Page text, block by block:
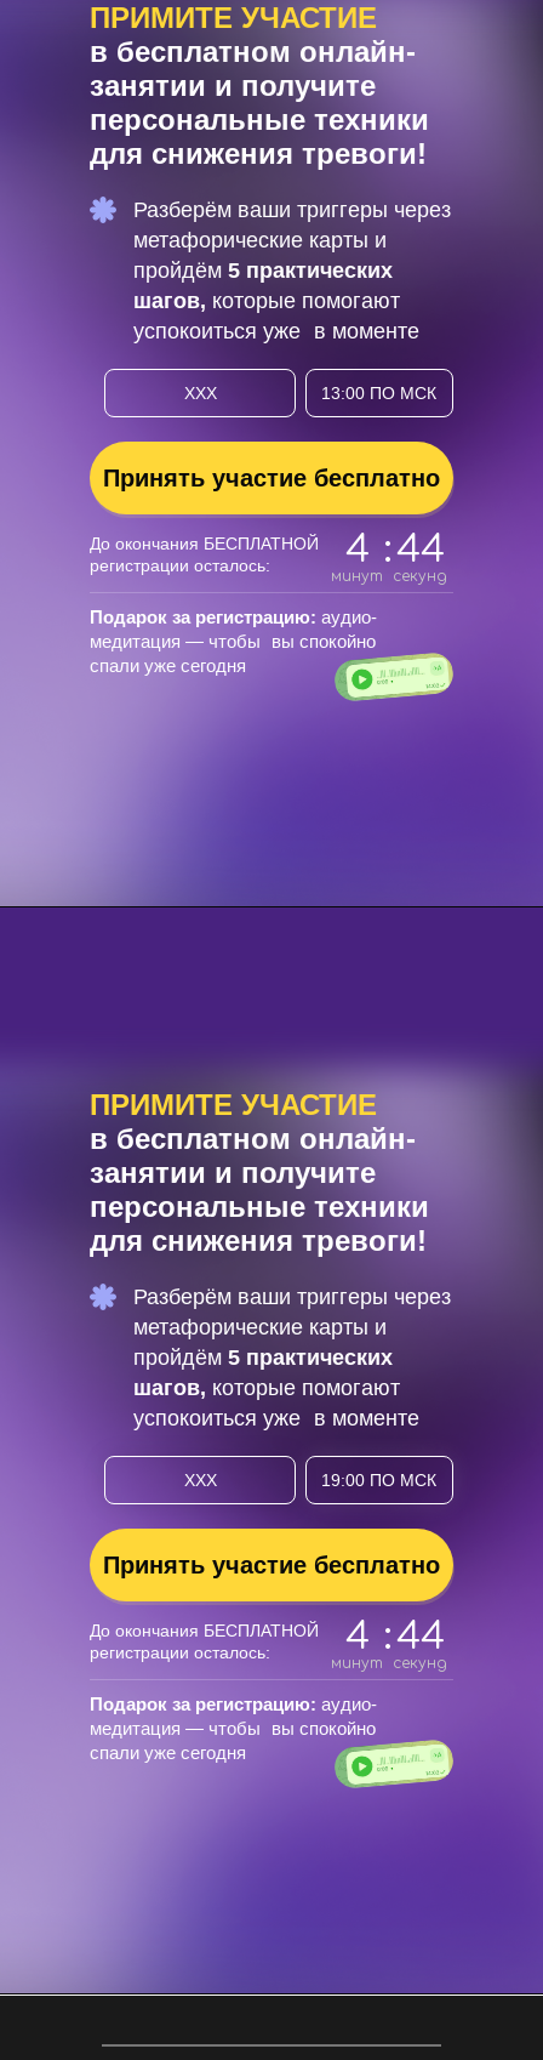
XXX 13:00 ПО МСК
Разберём ваши триггеры через
метафорические карты и
пройдём 5 практических
шагов, которые помогают
успокоиться уже в моменте
ПРИМИТЕ УЧАСТИЕ
в бесплатном онлайн-
занятии и получите
персональные техники
для снижения тревоги!
Принять участие бесплатно
Подарок за регистрацию: аудио-
медитация — чтобы вы спокойно
спали уже сегодня
До окончания БЕСПЛАТНОЙ
регистрации осталось:
4
минут
:42
секунд
XXX 19:00 ПО МСК
Разберём ваши триггеры через
метафорические карты и
пройдём 5 практических
шагов, которые помогают
успокоиться уже в моменте
ПРИМИТЕ УЧАСТИЕ
в бесплатном онлайн-
занятии и получите
персональные техники
для снижения тревоги!
Принять участие бесплатно
Подарок за регистрацию: аудио-
медитация — чтобы вы спокойно
спали уже сегодня
До окончания БЕСПЛАТНОЙ
регистрации осталось:
4
минут
:42
секунд